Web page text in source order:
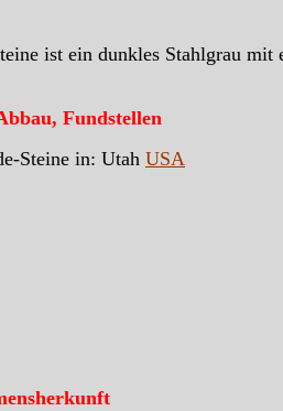
ist ein dunkles Stahlgrau mit
Fundstellen
Steine in: Utah USA